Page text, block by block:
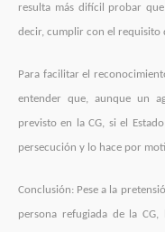
resulta más difícil probar
decir, cumplir con el requisito
Para facilitar el
entender que, aunque un
previsto en la CG, si el
persecución y lo hace por
Conclusión: Pese a la
persona refugiada de la